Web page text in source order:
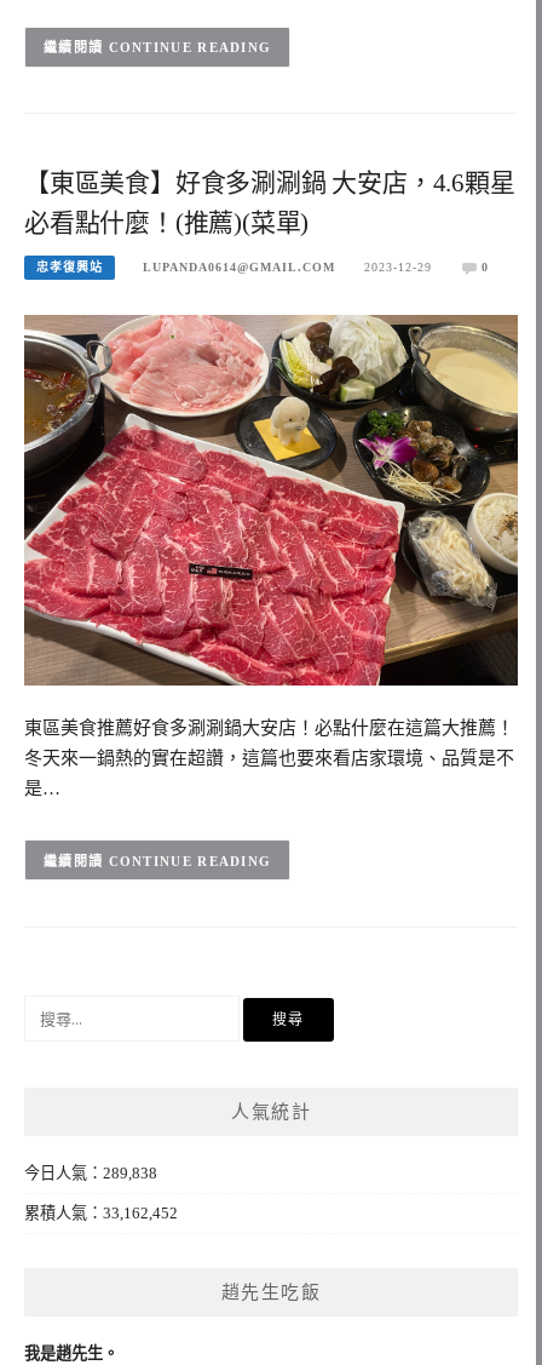
CONTINUE READING
【東區美食】好食多涮涮鍋 大安店，4.6顆星
必看點什麼！(推薦)(菜單)
忠孝復興站 LUPANDA0614@GMAIL.COM 2023-12-29 0
東區美食推薦好食多涮涮鍋大安店！必點什麼在這篇大推薦！
冬天來一鍋熱的實在超讚，這篇也要來看店家環境、品質是不
是…
CONTINUE READING
人氣統計
今日人氣：289,838
累積人氣：33,162,452
趙先生吃飯
我是趙先生。